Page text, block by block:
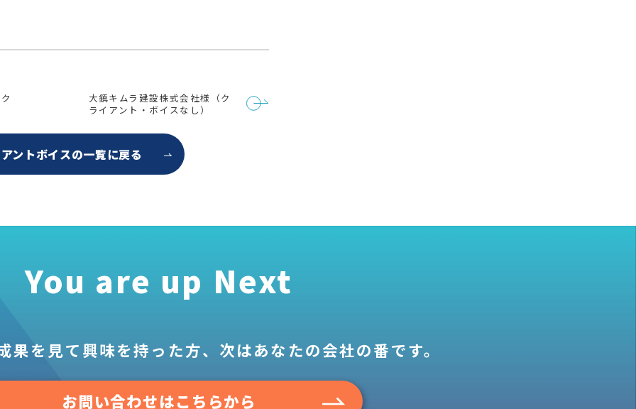
大鎮キムラ建設株式会社様（ク
ライアント・ボイスなし）
ントボイスの一覧に戻る
You are up Next
果を見て興味を持った方、 次はあなたの会社の番です。
お問い合わせはこちらから